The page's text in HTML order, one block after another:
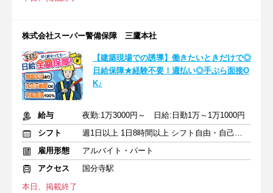
株式会社スーパー警備保障 三鷹本社
【建築現場での誘導】働きたいときだけで◎
日給保障★経験不要！週払い◎手ぶら面接O
K♪
給与
夜勤:1万3000円～ 日給:日勤1万～1万1000円
シフト
週1日以上 1日8時間以上 シフト自由・自己申告
雇用形態
アルバイト・パート
アクセス
国分寺駅
本日、掲載終了